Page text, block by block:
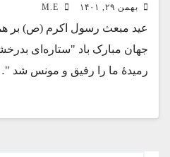
بهمن ۲۹, ۱۴۰۱
عید مبعث رسول اکرم (ص) بر
جهان مبارک باد "ستاره‌ای
رمیدهٔ ما را رفیق و مونس شد